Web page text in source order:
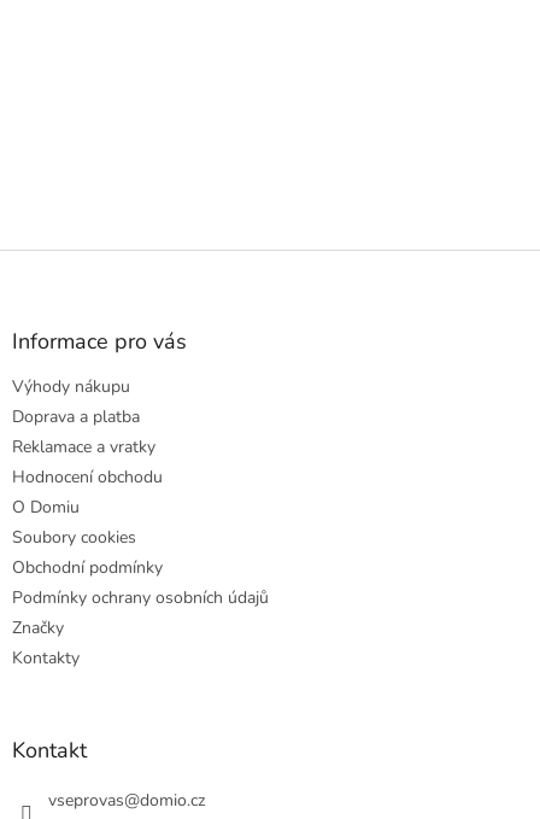
Z
Informace pro vás
Výhody nákupu
Doprava a platba
Reklamace a vratky
Hodnocení obchodu
O Domiu
Soubory cookies
Obchodní podmínky
Podmínky ochrany osobních údajů
Značky
Kontakty
Kontakt
vseprovas@domio.cz